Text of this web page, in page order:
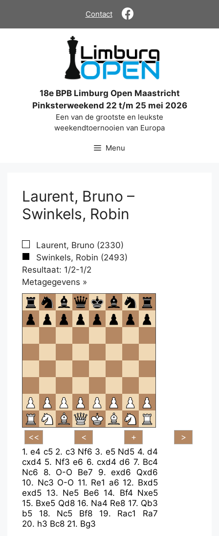
de
Contact
18e BPB Limburg Open Maastricht
Pinksterweekend 22 t/m 25 mei 2026
Een van de grootste en leukste
weekendtoernooien van Europa
Menu
Laurent, Bruno –
Swinkels, Robin
Laurent, Bruno (2330)
Swinkels, Robin (2493)
Resultaat: 1/2-1/2
Metagegevens »
om
te
openen.
1.e4 c5 2. c3 Nf6 3. e5 Nd5 4.d4
cxd4 5. Nf3 e6 6. cxd4 d6 7. Bc4
Nc6
8. O-O Be7 9.exd6
Qxd6
10. Nc3 O-O 11. Re1 a6 12. Bxd5
exd5 13. Ne5 Be6 14. Bf4 Nxe5
15. Bxe5 Qd8 16. Na4 Re8 17. Qb3
b5
18. Nc5 Bf8 19. Rac1
Ra7
20. h3 Bc8 21. Bg3